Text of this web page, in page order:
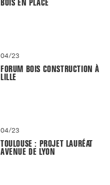
BOIS EN PLACE
04/23
FORUM BOIS CONSTRUCTION À
LILLE
04/23
TOULOUSE : PROJET LAURÉAT
AVENUE DE LYON